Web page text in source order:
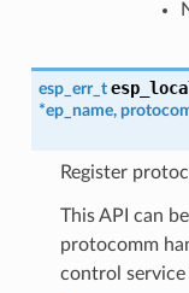
esp_err_t
*ep_name,
Register
This API can
protocomm
control service